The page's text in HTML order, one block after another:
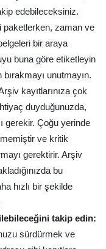
edebileceksiniz.
paketlerken, zaman ve
bir araya
buna göre etiketleyin
unutmayın.
kayıtlarınıza çok
duyduğunuzda,
gerekir. Çoğu yerinde
ve kritik
gerektirir. Arşiv
bu
hızlı bir şekilde
takip edin:
sürdürmek ve